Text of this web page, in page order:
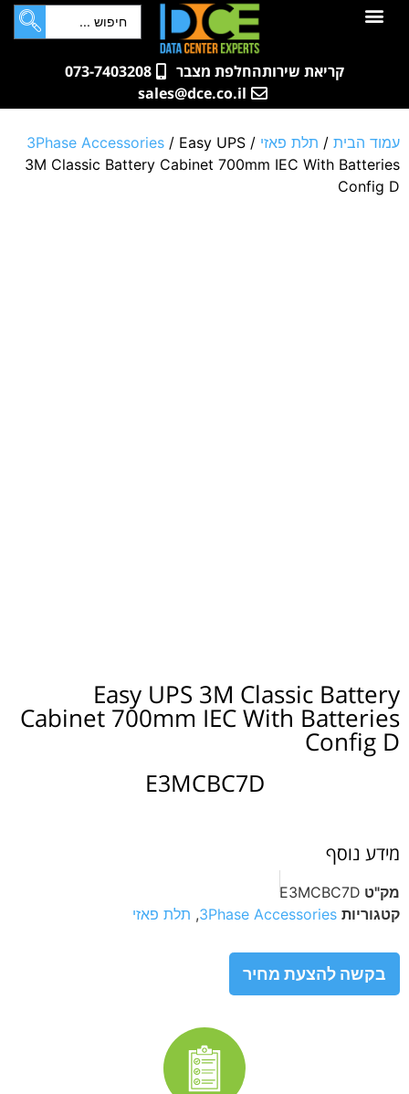
לתוכן
קריאת שירותהחלפת מצבר
073-7403208
sales@dce.co.il
עמוד הבית / תלת פאזי /
3Phase Accessories / Easy UPS
3M Classic Battery Cabinet 700mm IEC With Batteries
Config D
Easy UPS 3M Classic Battery
Cabinet 700mm IEC With Batteries
Config D
E3MCBC7D
מידע נוסף
מק"ט E3MCBC7D
קטגוריות 3Phase Accessories
, תלת פאזי
בקשה להצעת מחיר